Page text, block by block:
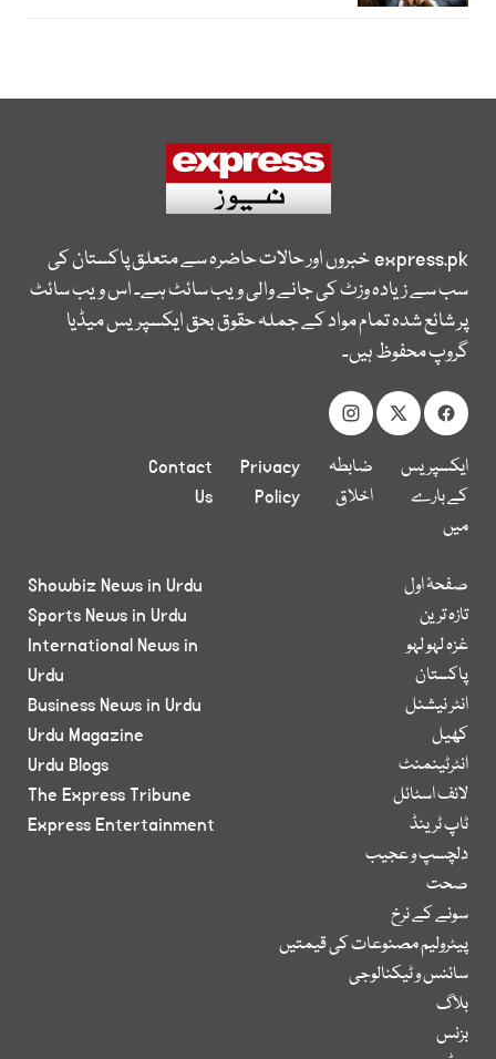
express.pkخبروں اور حالات حاضرہ سے متعلق پاکستان کی
سب سے زیادہ وزٹ کی جانے والی ویب سائٹ ہے۔ اس ویب سائٹ
پر شائع شدہ تمام مواد کے جملہ حقوق بحق ایکسپریس میڈیا
گروپ محفوظ ہیں۔
ایکسپریس
کے بارے
میں
ضابطہ
اخلاق
Privacy
Policy
Contact
Us
صفحۂ اول
تازہ ترین
غزہ لہو لہو
پاکستان
انٹر نیشنل
کھیل
انٹرٹینمنٹ
لائف اسٹائل
ٹاپ ٹرینڈ
دلچسپ و عجیب
صحت
سونے کے نرخ
پیٹرولیم مصنوعات کی قیمتیں
سائنس و ٹیکنالوجی
بلاگ
بزنس
Showbiz News in Urdu
Sports News in Urdu
International News in
Urdu
Business News in Urdu
Urdu Magazine
Urdu Blogs
The Express Tribune
Express Entertainment